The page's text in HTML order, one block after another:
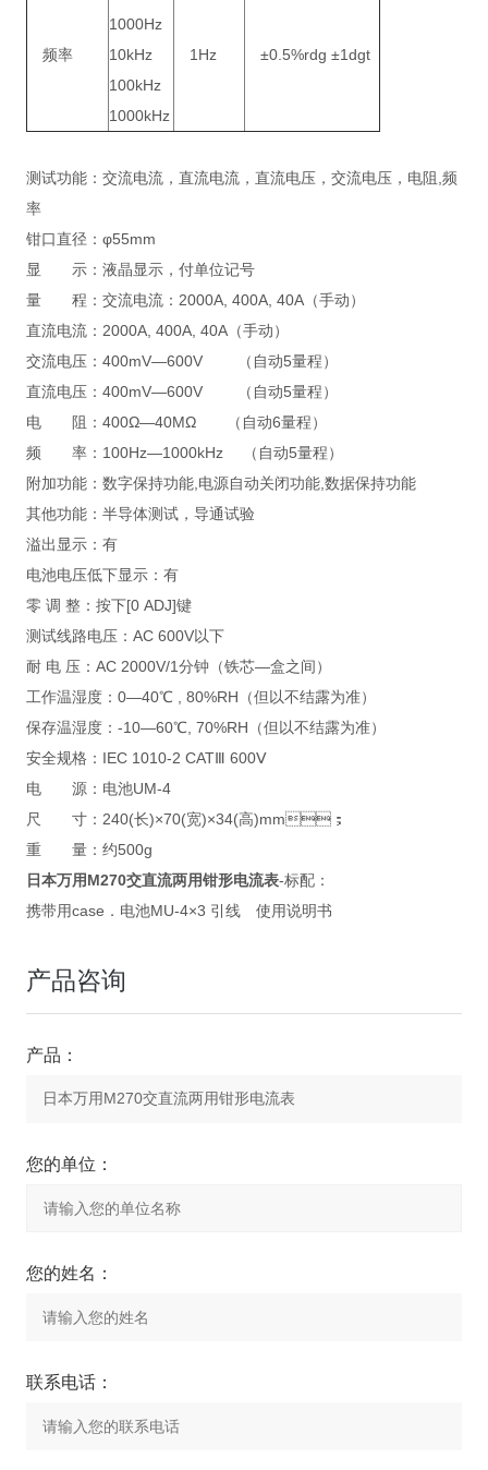
频率
1000Hz
10kHz
100kHz
1000kHz
1Hz ±0.5%rdg ±1dgt
测试功能：交流电流，直流电流，直流电压，交流电压，电阻,频
率
钳口直径：φ55mm
显 示：液晶显示，付单位记号
量 程：交流电流：2000A, 400A, 40A（手动）
直流电流：2000A, 400A, 40A（手动）
交流电压：400mV—600V （自动5量程）
直流电压：400mV—600V （自动5量程）
电 阻：400Ω—40MΩ （自动6量程）
频 率：100Hz—1000kHz （自动5量程）
附加功能：数字保持功能,电源自动关闭功能,数据保持功能
其他功能：半导体测试，导通试验
溢出显示：有
电池电压低下显示：有
零 调 整：按下[0 ADJ]键
测试线路电压：AC 600V以下
耐 电 压：AC 2000V/1分钟（铁芯—盒之间）
工作温湿度：0—40℃ , 80%RH（但以不结露为准）
保存温湿度：-10—60℃, 70%RH（但以不结露为准）
安全规格：IEC 1010-2 CATⅢ 600Ⅴ
电 源：电池UM-4
尺 寸：240(长)×70(宽)×34(高)mm；
重 量：约500g
日本万用M270交直流两用钳形电流表-标配：
携带用case．电池MU-4×3 引线 使用说明书
产品咨询
产品：
您的单位：
您的姓名：
联系电话：